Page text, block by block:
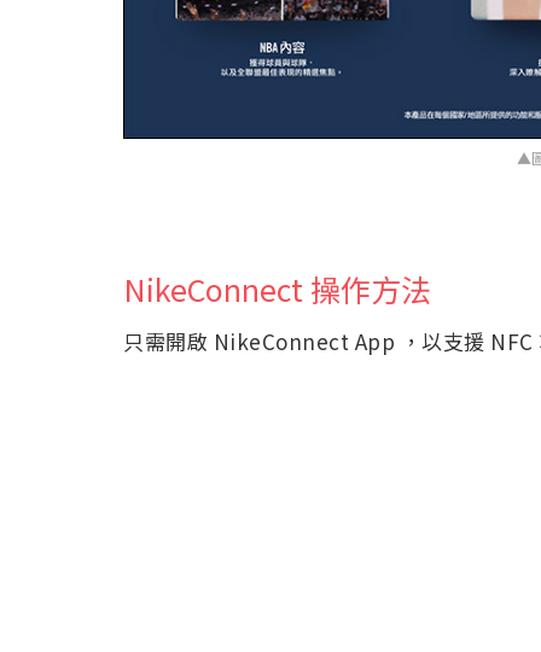
▲
NikeConnect 操作方法
只需開啟 NikeConnect App ，以支援 NFC